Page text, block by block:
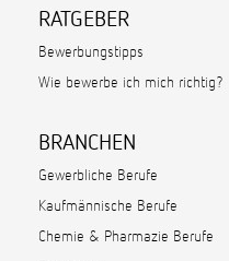
RATGEBER
Bewerbungstipps
Wie bewerbe ich mich richtig?
BRANCHEN
Gewerbliche Berufe
Kaufmännische Berufe
Chemie & Pharmazie Berufe